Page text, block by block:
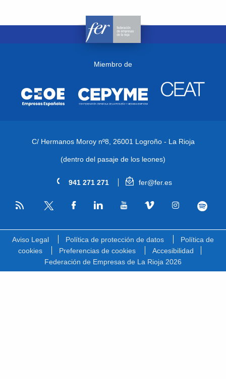
Miembro de
C/ Hermanos Moroy nº8, 26001 Logroño - La Rioja
(dentro del pasaje de los leones)
941 271 271 fer@fer.es
RSS
Aviso Legal Política de protección de datos
Política de
cookies
Preferencias de cookies
Accesibilidad
Federación de Empresas de La Rioja 2026